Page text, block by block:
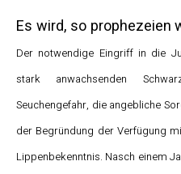
Es wird, so prophezeien
Der notwendige Eingriff in die
stark anwachsenden
Seuchengefahr, die angebliche
der Begründung der Verfügung
Lippenbekenntnis. Nasch einem